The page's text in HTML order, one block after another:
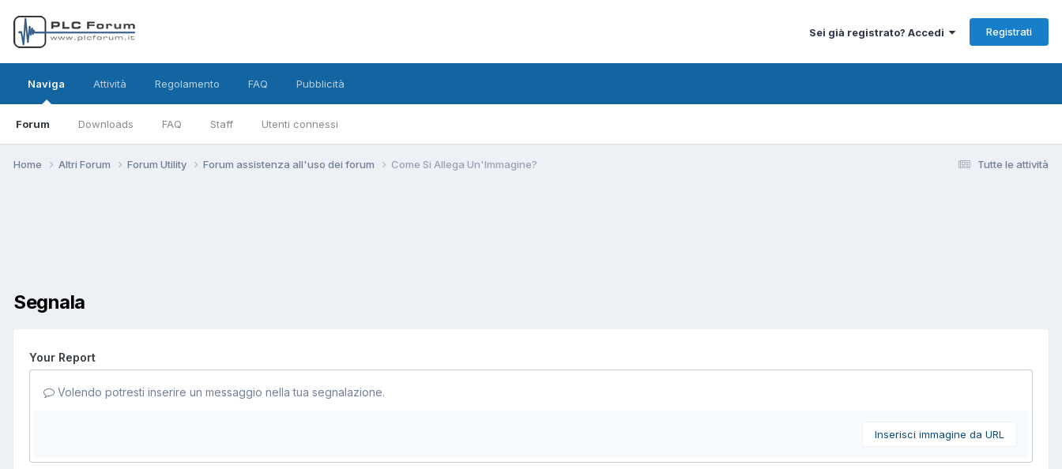
Sei già registrato? Accedi Registrati
Naviga
Forum Downloads FAQ Staff Utenti connessi
Attività Regolamento FAQ Pubblicità
Tutte le attività
Home Altri Forum Forum Utility Forum assistenza all'uso dei forum Come Si Allega Un'Immagine?
Segnala
Your Report
Volendo potresti inserire un messaggio nella tua segnalazione.
Inserisci immagine da URL